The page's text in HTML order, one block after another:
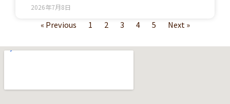
2026年7月8日
« Previous 1 2 3 4 5 Next »